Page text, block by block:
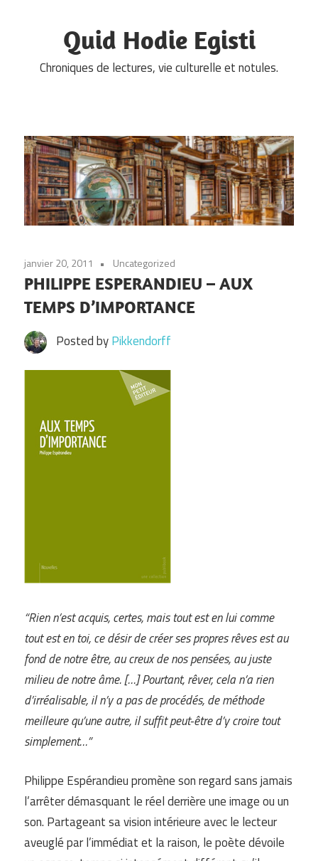
Quid Hodie Egisti
Chroniques de lectures, vie culturelle et notules.
janvier 20, 2011 Uncategorized
PHILIPPE ESPERANDIEU – AUX
TEMPS D’IMPORTANCE
Posted byPikkendorff
“Rien n’est acquis, certes, mais tout est en lui comme
tout est en toi, ce désir de créer ses propres rêves est au
fond de notre être, au creux de nos pensées, au juste
milieu de notre âme. […] Pourtant, rêver, cela n’a rien
d’irréalisable, il n’y a pas de procédés, de méthode
meilleure qu’une autre, il suffit peut-être d’y croire tout
simplement…”
Philippe Espérandieu promène son regard sans jamais
l’arrêter démasquant le réel derrière une image ou un
son. Partageant sa vision intérieure avec le lecteur
aveuglé par l’immédiat et la raison, le poète dévoile